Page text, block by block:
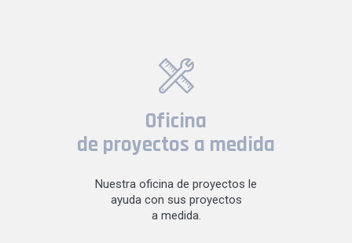
Oficina
de proyectos a medida
Nuestra oficina de proyectos le
ayuda con sus proyectos
a medida.